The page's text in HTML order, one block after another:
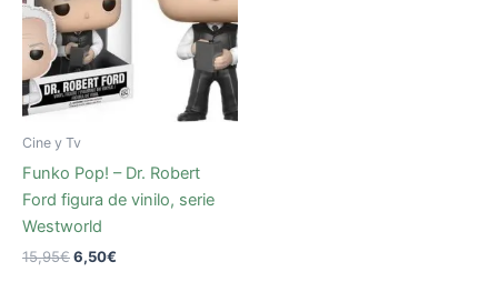
Cine y Tv
Funko Pop! – Dr. Robert
Ford figura de vinilo, serie
Westworld
15,95€6,50€